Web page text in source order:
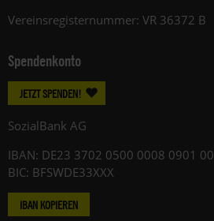
Vereinsregisternummer: VR 36372 B
Spendenkonto
JETZT SPENDEN!
SozialBank AG
IBAN: DE23 3702 0500 0008 0901 00
BIC: BFSWDE33XXX
IBAN KOPIEREN